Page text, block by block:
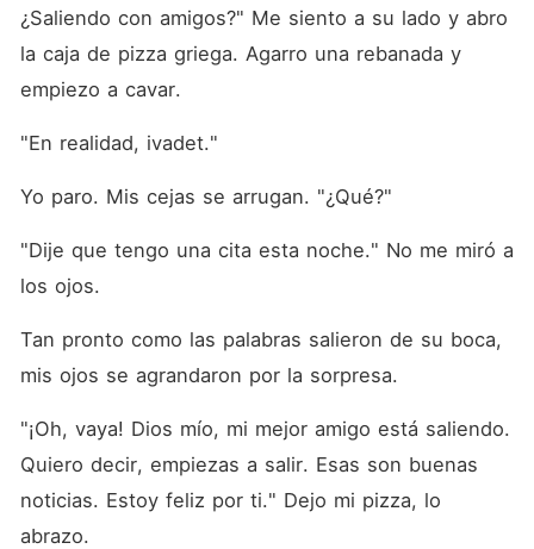
¿Saliendo con amigos?" Me siento a su lado y abro
la caja de pizza griega. Agarro una rebanada y
empiezo a cavar.
"En realidad, ivadet."
Yo paro. Mis cejas se arrugan. "¿Qué?"
"Dije que tengo una cita esta noche." No me miró a
los ojos.
Tan pronto como las palabras salieron de su boca,
mis ojos se agrandaron por la sorpresa.
"¡Oh, vaya! Dios mío, mi mejor amigo está saliendo.
Quiero decir, empiezas a salir. Esas son buenas
noticias. Estoy feliz por ti." Dejo mi pizza, lo
abrazo.